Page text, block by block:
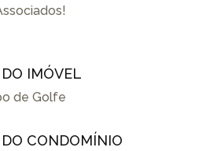
IMÓVEL
de Golfe
CONDOMÍNIO